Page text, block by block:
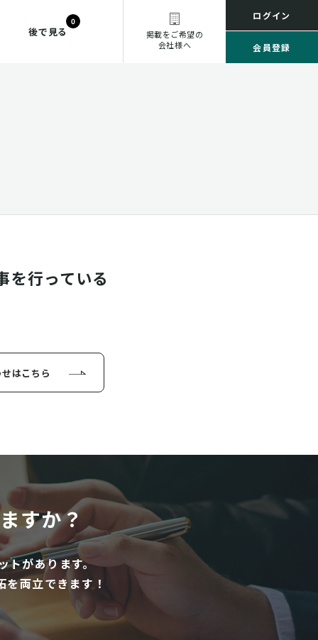
後で見る
0
掲載をご希望の
会社様へ
ログイン
会員登録
を行っている
はこちら
すか？
トがあります。
両立できます！